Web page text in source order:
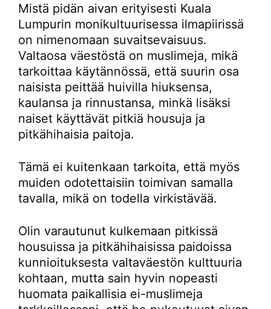
Mistä pidän aivan erityisesti Kuala
Lumpurin monikultuurisessa ilmapiirissä
on nimenomaan suvaitsevaisuus.
Valtaosa väestöstä on muslimeja, mikä
tarkoittaa käytännössä, että suurin osa
naisista peittää huivilla hiuksensa,
kaulansa ja rinnustansa, minkä lisäksi
naiset käyttävät pitkiä housuja ja
pitkähihaisia paitoja.
Tämä ei kuitenkaan tarkoita, että myös
muiden odotettaisiin toimivan samalla
tavalla, mikä on todella virkistävää.
Olin varautunut kulkemaan pitkissä
housuissa ja pitkähihaisissa paidoissa
kunnioituksesta valtaväestön kulttuuria
kohtaan, mutta sain hyvin nopeasti
huomata paikallisia ei-muslimeja